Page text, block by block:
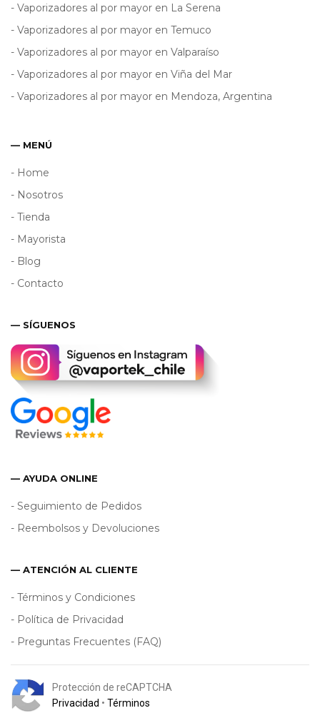
- Vaporizadores al por mayor en La Serena
- Vaporizadores al por mayor en Temuco
- Vaporizadores al por mayor en Valparaíso
- Vaporizadores al por mayor en Viña del Mar
- Vaporizadores al por mayor en Mendoza, Argentina
— MENÚ
- Home
- Nosotros
- Tienda
- Mayorista
- Blog
- Contacto
— SÍGUENOS
— AYUDA ONLINE
- Seguimiento de Pedidos
- Reembolsos y Devoluciones
— ATENCIÓN AL CLIENTE
- Términos y Condiciones
- Política de Privacidad
- Preguntas Frecuentes (FAQ)
Protección de reCAPTCHA
Privacidad • Términos